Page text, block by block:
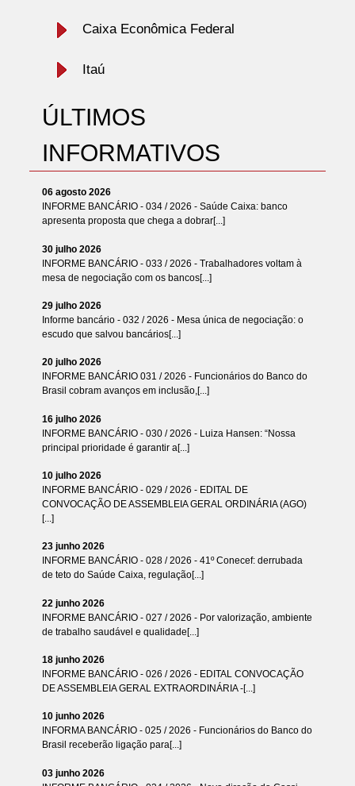
Caixa Econômica Federal
Itaú
ÚLTIMOS
INFORMATIVOS
06 agosto 2026
INFORME BANCÁRIO - 034 / 2026 - Saúde Caixa: banco
apresenta proposta que chega a dobrar[...]
30 julho 2026
INFORME BANCÁRIO - 033 / 2026 - Trabalhadores voltam à
mesa de negociação com os bancos[...]
29 julho 2026
Informe bancário - 032 / 2026 - Mesa única de negociação: o
escudo que salvou bancários[...]
20 julho 2026
INFORME BANCÁRIO 031 / 2026 - Funcionários do Banco do
Brasil cobram avanços em inclusão,[...]
16 julho 2026
INFORME BANCÁRIO - 030 / 2026 - Luiza Hansen: “Nossa
principal prioridade é garantir a[...]
10 julho 2026
INFORME BANCÁRIO - 029 / 2026 - EDITAL DE
CONVOCAÇÃO DE ASSEMBLEIA GERAL ORDINÁRIA (AGO)
[...]
23 junho 2026
INFORME BANCÁRIO - 028 / 2026 - 41º Conecef: derrubada
de teto do Saúde Caixa, regulação[...]
22 junho 2026
INFORME BANCÁRIO - 027 / 2026 - Por valorização, ambiente
de trabalho saudável e qualidade[...]
18 junho 2026
INFORME BANCÁRIO - 026 / 2026 - EDITAL CONVOCAÇÃO
DE ASSEMBLEIA GERAL EXTRAORDINÁRIA -[...]
10 junho 2026
INFORMA BANCÁRIO - 025 / 2026 - Funcionários do Banco do
Brasil receberão ligação para[...]
03 junho 2026